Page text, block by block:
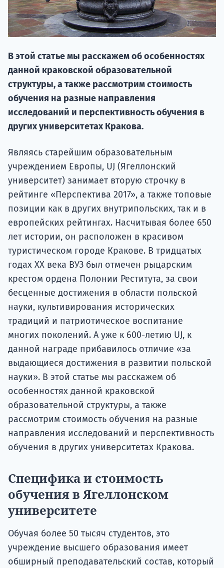
В этой статье мы расскажем об особенностях
данной краковской образовательной
структуры, а также рассмотрим стоимость
обучения на разные направления
исследований и перспективность обучения в
других университетах Кракова.
Являясь старейшим образовательным
учреждением Европы, UJ (Ягеллонский
университет) занимает вторую строчку в
рейтинге «Перспектива 2017», а также топовые
позиции как в других внутрипольских, так и в
европейских рейтингах. Насчитывая более 650
лет истории, он расположен в красивом
туристическом городе Кракове. В тридцатых
годах XX века ВУЗ был отмечен рыцарским
крестом ордена Полонии Реститута, за свои
бесценные достижения в области польской
науки, культивирования исторических
традиций и патриотическое воспитание
многих поколений. А уже к 600-летию UJ, к
данной награде прибавилось отличие «за
выдающиеся достижения в развитии польской
науки». В этой статье мы расскажем об
особенностях данной краковской
образовательной структуры, а также
рассмотрим стоимость обучения на разные
направления исследований и перспективность
обучения в других университетах Кракова.
Специфика и стоимость
обучения в Ягеллонском
университете
Обучая более 50 тысяч студентов, это
учреждение высшего образования имеет
обширный преподавательский состав, который